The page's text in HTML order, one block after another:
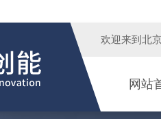
欢迎来到 北
网站